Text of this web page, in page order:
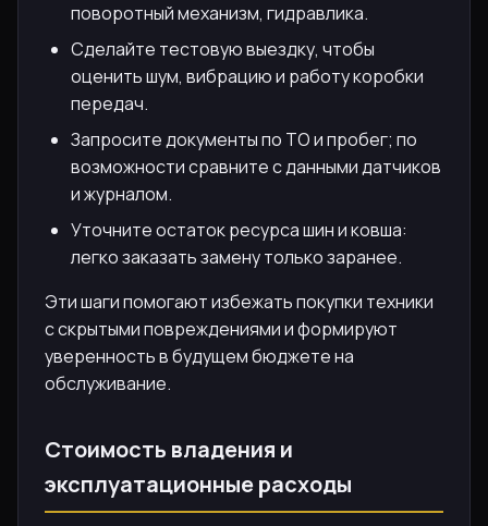
поворотный механизм, гидравлика.
Сделайте тестовую выездку, чтобы
оценить шум, вибрацию и работу коробки
передач.
Запросите документы по ТО и пробег; по
возможности сравните с данными датчиков
и журналом.
Уточните остаток ресурса шин и ковша:
легко заказать замену только заранее.
Эти шаги помогают избежать покупки техники
с скрытыми повреждениями и формируют
уверенность в будущем бюджете на
обслуживание.
Стоимость владения и
эксплуатационные расходы